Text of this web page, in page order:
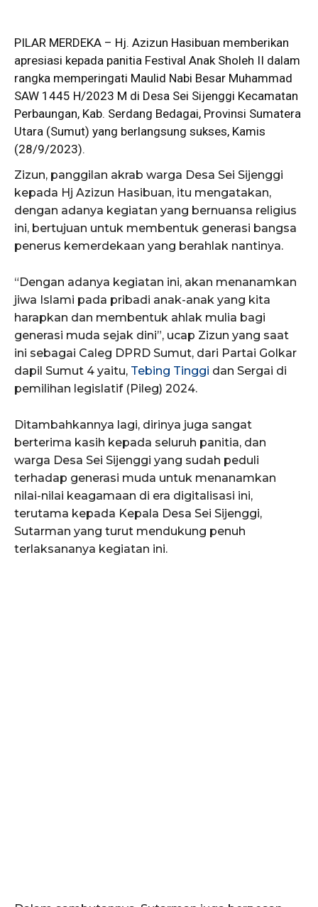
PILAR MERDEKA – Hj. Azizun Hasibuan memberikan
apresiasi kepada panitia Festival Anak Sholeh II dalam
rangka memperingati Maulid Nabi Besar Muhammad
SAW 1445 H/2023 M di Desa Sei Sijenggi Kecamatan
Perbaungan, Kab. Serdang Bedagai, Provinsi Sumatera
Utara (Sumut) yang berlangsung sukses, Kamis
(28/9/2023).
Zizun, panggilan akrab warga Desa Sei Sijenggi
kepada Hj Azizun Hasibuan, itu mengatakan,
dengan adanya kegiatan yang bernuansa religius
ini, bertujuan untuk membentuk generasi bangsa
penerus kemerdekaan yang berahlak nantinya.
“Dengan adanya kegiatan ini, akan menanamkan
jiwa Islami pada pribadi anak-anak yang kita
harapkan dan membentuk ahlak mulia bagi
generasi muda sejak dini”, ucap Zizun yang saat
ini sebagai Caleg DPRD Sumut, dari Partai Golkar
dapil Sumut 4 yaitu, Tebing Tinggi dan Sergai di
pemilihan legislatif (Pileg) 2024.
Ditambahkannya lagi, dirinya juga sangat
berterima kasih kepada seluruh panitia, dan
warga Desa Sei Sijenggi yang sudah peduli
terhadap generasi muda untuk menanamkan
nilai-nilai keagamaan di era digitalisasi ini,
terutama kepada Kepala Desa Sei Sijenggi,
Sutarman yang turut mendukung penuh
terlaksananya kegiatan ini.